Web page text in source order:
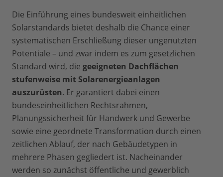
Die Einführung eines bundesweit einheitlichen
Solarstandards bietet deshalb die Chance einer
systematischen Erschließung dieser ungenutzten
Potentiale – und zwar indem es zum gesetzlichen
Standard wird, die geeigneten Dachflächen
stufenweise mit Solarenergieanlagen
auszurüsten. Er garantiert dabei einen
bundeseinheitlichen Rechtsrahmen,
Planungssicherheit für Handwerk und Gewerbe
sowie eine geordnete Transformation durch einen
zeitlichen Ablauf, der nach Gebäudetypen in
mehrere Phasen gegliedert ist. Nacheinander
werden so zunächst öffentliche und gewerblich